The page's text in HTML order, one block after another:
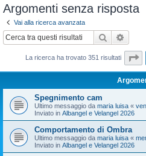
Argomenti senza risposta
Vai alla ricerca avanzata
Cerca
La ricerca ha trovato 351 risultati
Spegnimento cam
Ultimo messaggio da maria luisa «
Inviato in Albangel e Velangel 2026
Comportamento di Ombra
Ultimo messaggio da maria luisa «
Inviato in Albangel e Velangel 2026